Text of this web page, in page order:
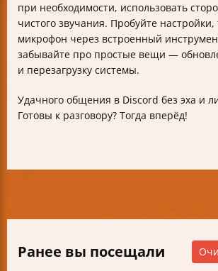
при необходимости, использовать
чистого звучания. Пробуйте настройки,
микрофон через встроенный
забывайте про простые вещи —
и перезагрузку системы.
Удачного общения в Discord без эха и
Готовы к разговору? Тогда вперёд!
Ранее вы посещали